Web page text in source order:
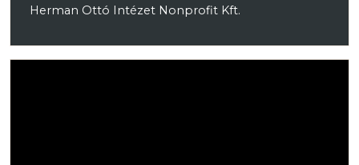
Herman Ottó Intézet Nonprofit Kft.